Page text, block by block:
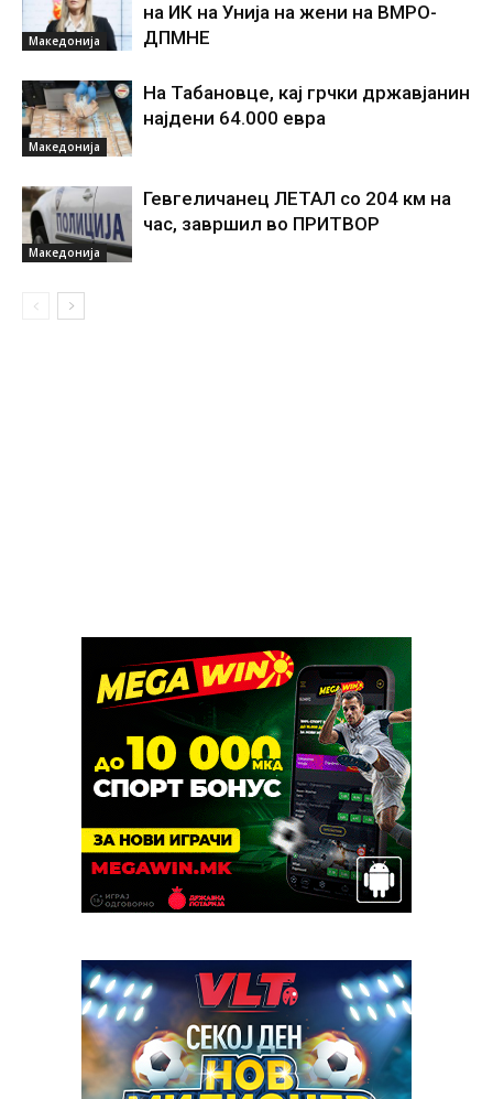
Македонија
на ИК на Унија на жени на ВМРО-
ДПМНЕ
Македонија
На Табановце, кај грчки државјанин
најдени 64.000 евра
Македонија
Гевгеличанец ЛЕТАЛ со 204 км на
час, завршил во ПРИТВОР